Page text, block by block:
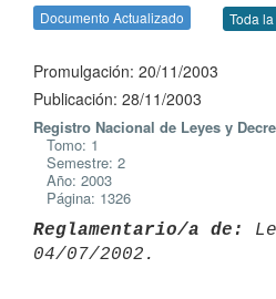
Documento Actualizado Toda
Promulgación: 20/11/2003
Publicación: 28/11/2003
Registro Nacional de Leyes y
Tomo: 1
Semestre: 2
Año: 2003
Página: 1326
Reglamentario/a de: